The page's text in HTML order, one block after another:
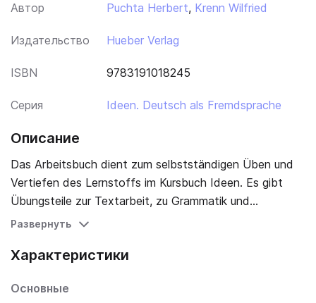
Автор Puchta Herbert, Krenn Wilfried
Издательство Hueber Verlag
ISBN 9783191018245
Серия Ideen. Deutsch als Fremdsprache
Описание
Das Arbeitsbuch dient zum selbstständigen Üben und
Vertiefen des Lernstoffs im Kursbuch Ideen. Es gibt
Übungsteile zur Textarbeit, zu Grammatik und
Wortschatz, zur Aussprache, zu alltagssprachlichen
Fertigkeiten Hören, Lesen und Schreiben. Nach jedem
zur Selbstkontrolle. Die Lösungen hierzu befinden sich
Развернуть
Характеристики
Основные